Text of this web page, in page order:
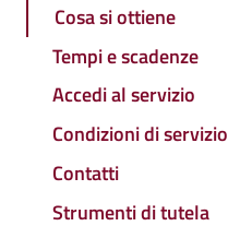
Cosa si ottiene
Tempi e scadenze
Accedi al servizio
Condizioni di servizio
Contatti
Strumenti di tutela